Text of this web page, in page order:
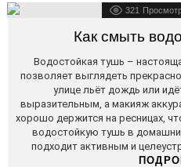
321
Как смыть
Водостойкая тушь –
позволяет выглядеть
улице льёт дождь или
выразительным, а макияж
хорошо держится на ресницах,
водостойкую тушь в
подходит активным и